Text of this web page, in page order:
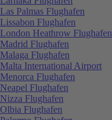
Las Palmas Flughafen
Lissabon Flughafen
London Heathrow Flughafen
Madrid Flughafen
Malaga Flughafen
Malta International Airport
Menorca Flughafen
Neapel Flughafen
Nizza Flughafen
Olbia Flughafen